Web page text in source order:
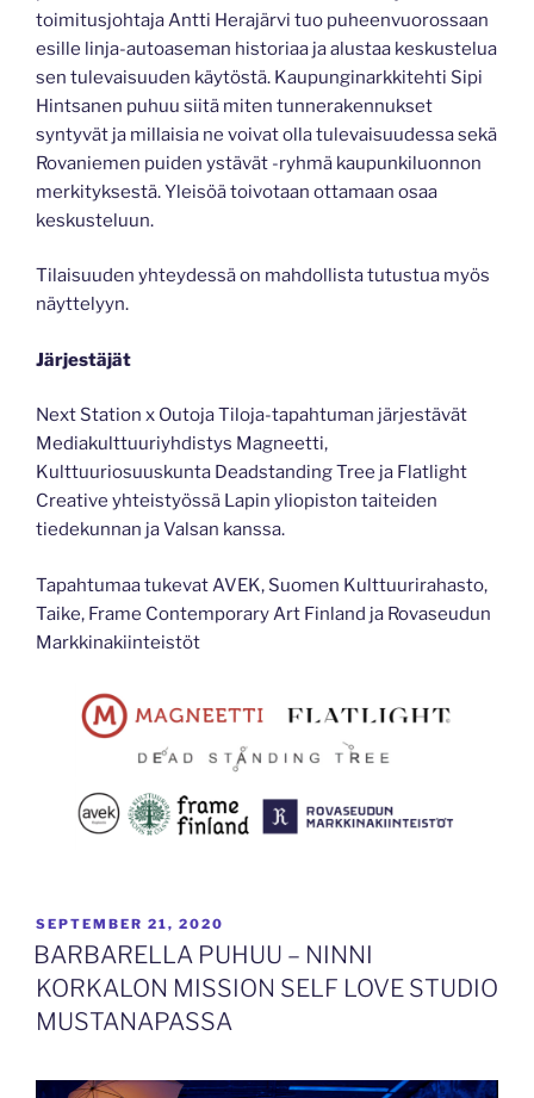
toimitusjohtaja Antti Herajärvi tuo puheenvuorossaan
esille linja-autoaseman historiaa ja alustaa keskustelua
sen tulevaisuuden käytöstä. Kaupunginarkkitehti Sipi
Hintsanen puhuu siitä miten tunnerakennukset
syntyvät ja millaisia ne voivat olla tulevaisuudessa sekä
Rovaniemen puiden ystävät -ryhmä kaupunkiluonnon
merkityksestä. Yleisöä toivotaan ottamaan osaa
keskusteluun.
Tilaisuuden yhteydessä on mahdollista tutustua myös
näyttelyyn.
Järjestäjät
Next Station x Outoja Tiloja-tapahtuman järjestävät
Mediakulttuuriyhdistys Magneetti,
Kulttuuriosuuskunta Deadstanding Tree ja Flatlight
Creative yhteistyössä Lapin yliopiston taiteiden
tiedekunnan ja Valsan kanssa.
Tapahtumaa tukevat AVEK, Suomen Kulttuurirahasto,
Taike, Frame Contemporary Art Finland ja Rovaseudun
Markkinakiinteistöt
POSTED
ON
SEPTEMBER 21, 2020
BARBARELLA PUHUU – NINNI
KORKALON MISSION SELF LOVE STUDIO
MUSTANAPASSA